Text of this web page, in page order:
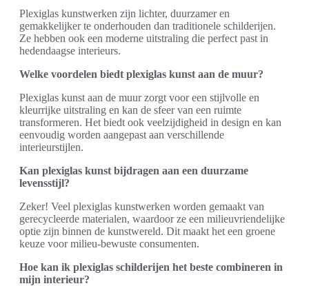
Plexiglas kunstwerken zijn lichter, duurzamer en
gemakkelijker te onderhouden dan traditionele schilderijen.
Ze hebben ook een moderne uitstraling die perfect past in
hedendaagse interieurs.
Welke voordelen biedt plexiglas kunst aan de muur?
Plexiglas kunst aan de muur zorgt voor een stijlvolle en
kleurrijke uitstraling en kan de sfeer van een ruimte
transformeren. Het biedt ook veelzijdigheid in design en kan
eenvoudig worden aangepast aan verschillende
interieurstijlen.
Kan plexiglas kunst bijdragen aan een duurzame
levensstijl?
Zeker! Veel plexiglas kunstwerken worden gemaakt van
gerecycleerde materialen, waardoor ze een milieuvriendelijke
optie zijn binnen de kunstwereld. Dit maakt het een groene
keuze voor milieu-bewuste consumenten.
Hoe kan ik plexiglas schilderijen het beste combineren in
mijn interieur?